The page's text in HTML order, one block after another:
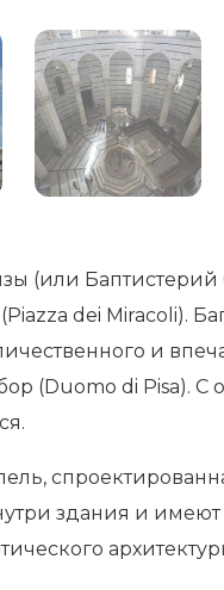
(или
dei Miracoli).
и
(Duomo di Pisa).
здания и имеют